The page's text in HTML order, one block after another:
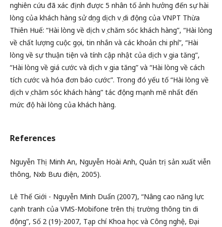
nghiên cứu đã xác định được 5 nhân tố ảnh hưởng đến sự hài
lòng của khách hàng sử dụng dịch vụ di động của VNPT Thừa
Thiên Huế: “Hài lòng về dịch vụ chăm sóc khách hàng”, “Hài lòng
về chất lượng cuộc gọi, tin nhắn và các khoản chi phí”, “Hài
lòng về sự thuận tiện và tính cập nhật của dịch vụ gia tăng”,
“Hài lòng về giá cước và dịch vụ gia tăng” và “Hài lòng về cách
tích cước và hóa đơn báo cước”. Trong đó yếu tố “Hài lòng về
dịch vụ chăm sóc khách hàng” tác động mạnh mẽ nhất đến
mức độ hài lòng của khách hàng.
References
Nguyễn Thị Minh An, Nguyễn Hoài Anh, Quản trị sản xuất viễn
thông, Nxb Bưu điện, 2005).
Lê Thế Giới - Nguyễn Minh Duẩn (2007), “Nâng cao năng lực
cạnh tranh của VMS-Mobifone trên thị trường thông tin di
động”, Số 2 (19)-2007, Tạp chí Khoa học và Công nghệ, Đại